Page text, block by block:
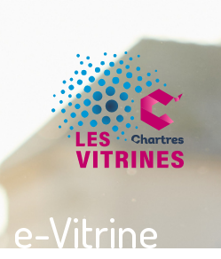
e-Vitrine